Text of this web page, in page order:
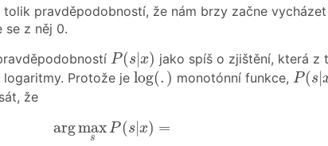
pravděpodobností, že nám brzy začne
se z něj 0.
P (s|x)
P(s|x) jako spíš o zjištění, která
Protože je log(. )
log(.) monotónní funkce,P (s|
P(s|
že
argmax
s
P (s|x) =
argmax sP(s|x